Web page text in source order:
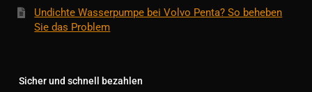
Undichte Wasserpumpe bei Volvo Penta? So beheben
Sie das Problem
Sicher und schnell bezahlen